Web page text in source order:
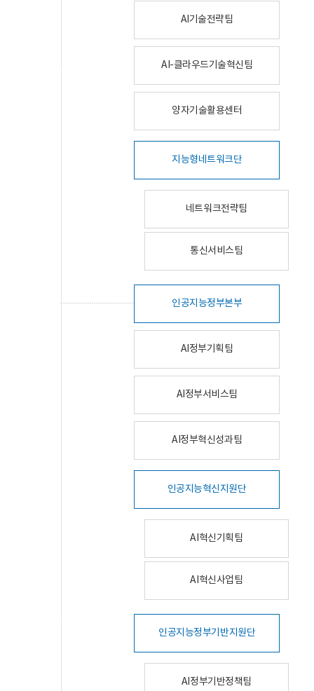
AI기술전략팀
AI-클라우드기술혁신팀
양자기술활용센터
지능형네트워크단
네트워크전략팀
통신서비스팀
인공지능정부본부
AI정부기획팀
AI정부서비스팀
AI정부혁신성과팀
인공지능혁신지원단
AI혁신기획팀
AI혁신사업팀
인공지능정부기반지원단
AI정부기반정책팀